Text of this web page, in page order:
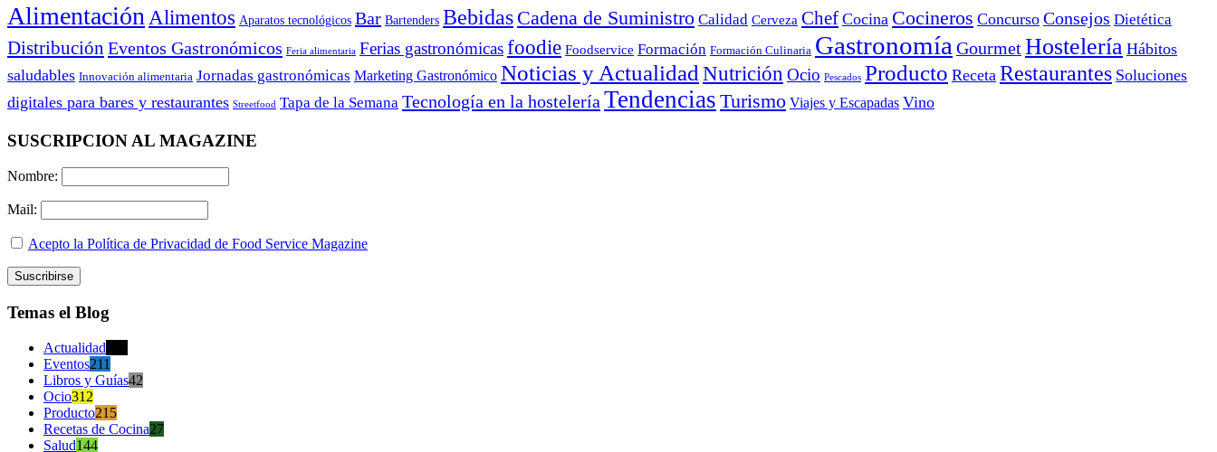
Alimentación Alimentos Aparatos tecnológicos Bar Bartenders Bebidas Cadena de Suministro Calidad Cerveza Chef Cocina Cocineros Concurso Consejos Dietética
Distribución Eventos Gastronómicos Feria alimentaria Ferias gastronómicasfoodie Foodservice Formación Formación Culinaria Gastronomía GourmetHostelería Hábitos
saludables Innovación alimentaria Jornadas gastronómicas Marketing Gastronómico Noticias y Actualidad Nutrición Ocio Pescados Producto Receta Restaurantes Soluciones
digitales para bares y restaurantes Streetfood Tapa de la Semana Tecnología en la hostelería Tendencias Turismo Viajes y Escapadas Vino
SUSCRIPCION AL MAGAZINE
Nombre:
Mail:
Acepto la Política de Privacidad de Food Service Magazine
Temas el Blog
Actualidad
Eventos211
Libros y Guías42
Ocio312
Producto215
Recetas de Cocina27
Salud144